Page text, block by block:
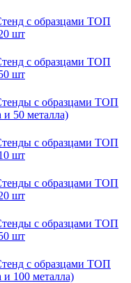
с образцами ТОП
шт
с образцами ТОП
шт
с образцами ТОП
и 50 металла)
с образцами ТОП
шт
с образцами ТОП
шт
с образцами ТОП
шт
с образцами ТОП
и 100 металла)